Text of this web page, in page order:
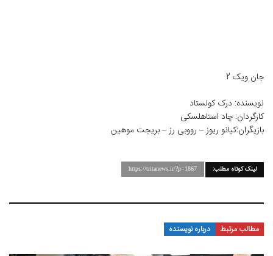
جان ویک 2
نویسنده: درک کولستاد
کارگردان: چاد استاهلسکی
بازیگران:کیانو ریوز – رووبی رز – بریجت موهین
لینک کوتاه مطلب: https://tritanews.ir/?p=1867
مطالب مرتبط درباره نویسنده